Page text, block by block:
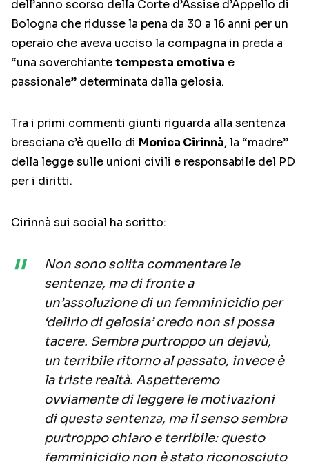
dell’anno scorso della Corte d’Assise d’Appello di
Bologna che ridusse la pena da 30 a 16 anni per un
operaio che aveva ucciso la compagna in preda a
“una soverchiantetempesta emotiva e
passionale” determinata dalla gelosia.
Tra i primi commenti giunti riguarda alla sentenza
bresciana c’è quello di Monica Cirinnà, la “madre”
della legge sulle unioni civili e responsabile del PD
per i diritti.
Cirinnà sui social ha scritto:
Non sono solita commentare le
sentenze, ma di fronte a
un’assoluzione di un femminicidio per
‘delirio di gelosia’ credo non si possa
tacere. Sembra purtroppo un dejavù,
un terribile ritorno al passato, invece è
la triste realtà. Aspetteremo
ovviamente di leggere le motivazioni
di questa sentenza, ma il senso sembra
purtroppo chiaro e terribile: questo
femminicidio non è stato riconosciuto